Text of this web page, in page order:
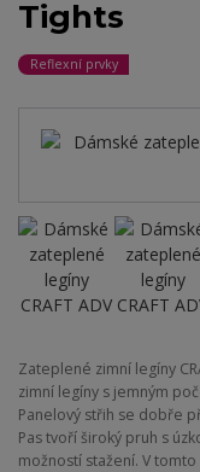
Tights
Reflexní prvky
Zateplené zimní legíny
zimní legíny s jemným
Panelový střih se dobře
Pas tvoří široký pruh s
možností stažení. V tomto